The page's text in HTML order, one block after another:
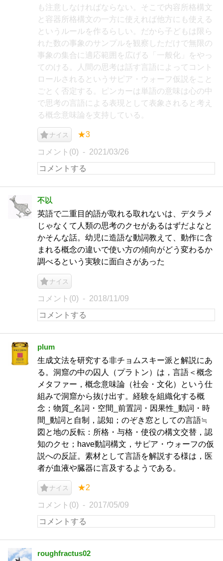
も注意しなければならない。そこで内容所格構文
と容器所格構文の一方に使えれば他方にも使える
というルールを作るらしい。だから子どもは限ら
れた数の事象のサンプルを観察しただけで無限の
事象の集合に適応範囲を広げる「一般化」をやっ
てのける。人間の思考は話す言語によってコント
ロールされるというサピア・ウォーフ仮説をこと
ごとく否定する。ピンカーは単語の意味は心の中
で思考の言語による表現として表象されると考え
る概念意味論を支持している。
ナイス ★3
コメント(0) 2021/03/26
不以
英語で二重目的語が取れる取れないは、デタラメ
じゃなくて人類の思考のクセがあるはずだよなと
かそんな話。幼児に造語な動詞教えて、動作に含
まれる概念の違いで使い方の傾向がどう変わるか
調べるという実験に面白さがあった
ナイス
コメント(0) 2018/11/09
plum
生成文法を研究する非チョムスキー派と解説にあ
る。洞窟の中の囚人（プラトン）は，言語＜概念
メタファー，概念意味論（社会・文化）という仕
組みで洞窟から抜け出す。経験を組織化する概
念；物質_名詞・空間_前置詞・因果性_動詞・時
間_動詞と自制，認知；のぞき窓としての言語≒
図と地の反転：所格・与格・使役の構文交替，認
知のクセ；have動詞構文，サピア・ウォーフの仮
説への反証。素材として言語を解説する様は，医
者が血液や臓器に言及するようである。
ナイス ★2
コメント(0) 2017/05/09
roughfractus02